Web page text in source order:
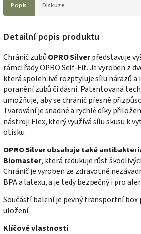
Popis Diskuze
Detailní popis produktu
Chránič zubů OPROSilverpředstavuje
rámci řady OPRO Self-Fit. Je vyroben z
která spolehlivě rozptyluje sílu nárazů
poranění zubů či dásní. Patentovaná
umožňuje, aby se chránič přesně
Tvarování je snadné a rychlé díky
nástroji Flex, který využívá sílu skusu k
otisku.
OPRO Silver obsahuje také
Biomaster, která redukuje růst
Chránič je vyroben ze zdravotně
BPA a latexu, a je tedy bezpečný i pro
Součástí balení je pevný transportní box
uložení.
Klíčové vlastnosti